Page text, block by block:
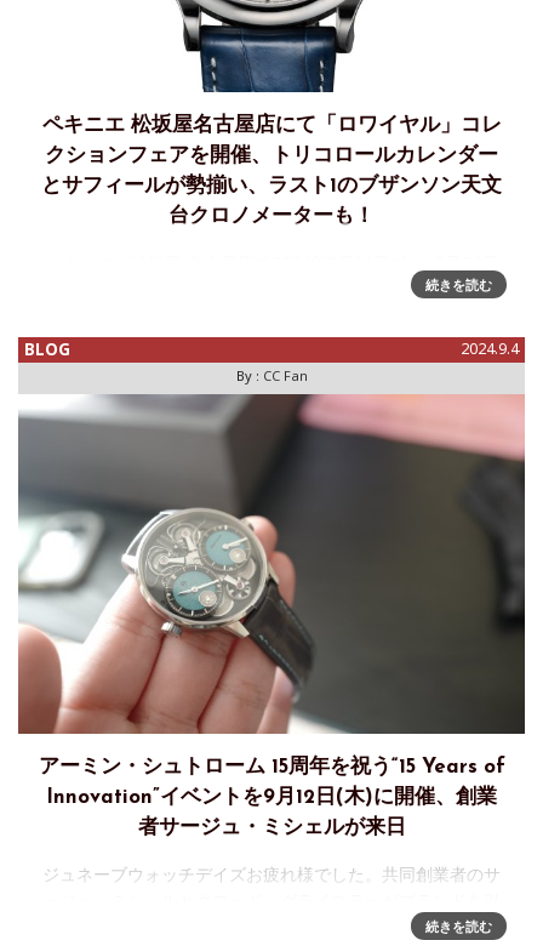
ペキニエ 松坂屋名古屋店にて「ロワイヤル」コレ
クションフェアを開催、トリコロールカレンダー
とサフィールが勢揃い、ラスト1のブザンソン天文
台クロノメーターも！
(火)の2週間、「ロワイヤル」をメインとしたフェアを開催す
がパリで開催されたこともあり、注目が集まるフランス、そ
の国旗デ
続きを読む
BLOG 2024.9.4
By : CC Fan
アーミン・シュトローム 15周年を祝う“15 Years of
Innovation”イベントを9月12日(木)に開催、創業
者サージュ・ミシェルが来日
ジュネーブウォッチデイズお疲れ様でした。共同創業者のサ
き継いで自社工場を設立してからの15周年を記念し、ジュネ
続きを読む